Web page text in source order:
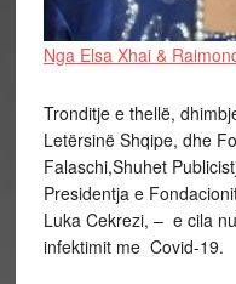
Nga Elsa Xhai &
Tronditje e thellë,
Letërsinë Shqipe, dhe
Falaschi,Shuhet
Presidentja e
Luka Cekrezi, – e cila
infektimit me Covid-19.